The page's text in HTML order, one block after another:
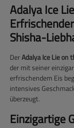
Adalya Ice
Shisha-
DerAdalya Ice Lie on
der mit seiner
erfrischendem Eis
intensives
überzeugt.
Einzigartige